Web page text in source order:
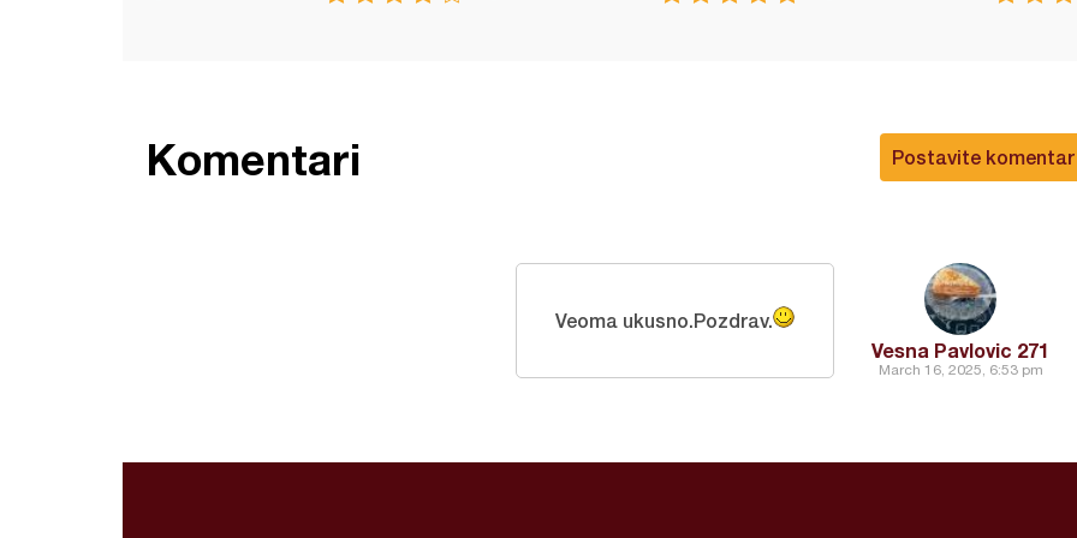
Postavite komentar
Komentari
Vesna Pavlovic 271
March 16, 2025, 6:53 pm
Veoma ukusno.Pozdrav.